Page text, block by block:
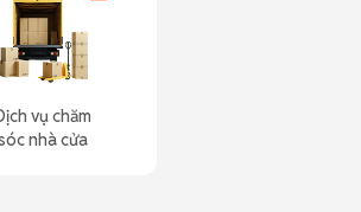
vụ chăm
nhà cửa